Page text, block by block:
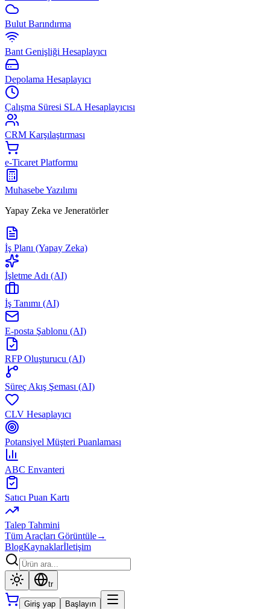
Bulut Barındırma
Bant Genişliği Hesaplayıcı
Depolama Hesaplayıcı
Çalışma Süresi SLA Hesaplayıcısı
CRM Karşılaştırması
e-Ticaret Platformu
Muhasebe Yazılımı
Yapay Zeka ve Jeneratörler
İş Planı (Yapay Zeka)
İşletme Adı (AI)
İş Tanımı (AI)
E-posta Şablonu (AI)
RFP Oluşturucu (AI)
Süreç Akış Şeması (AI)
CLV Hesaplayıcı
Potansiyel Müşteri Puanlaması
ABC Envanteri
Satıcı Puan Kartı
Talep Tahmini
Tüm Araçları Görüntüle→
BlogKaynaklarİletişim
tr
Giriş yap Başlayın